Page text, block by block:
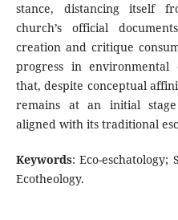
stance, distancing itself
church’s official
creation and critique
progress in environmental
that, despite conceptual
remains at an initial
aligned with its traditional
Keywords: Eco-eschatology;
Ecotheology.